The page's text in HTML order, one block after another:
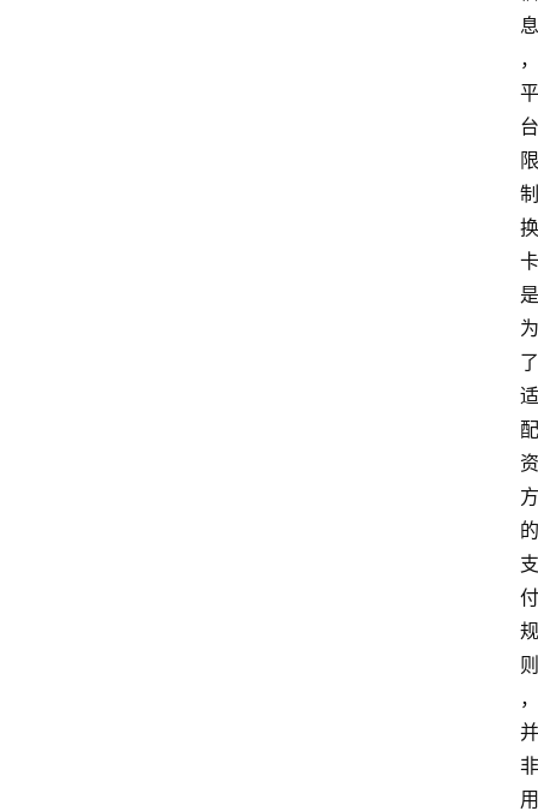
息
，
平
台
限
制
换
卡
是
为
了
适
配
资
方
的
支
付
规
则
，
并
非
用